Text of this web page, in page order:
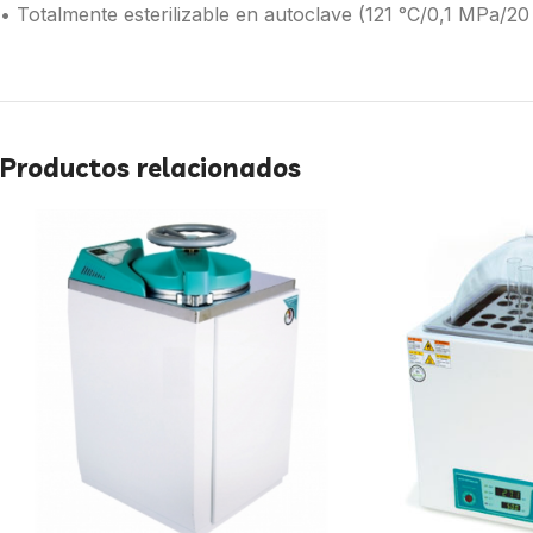
• Totalmente esterilizable en autoclave (121 °C/0,1 MPa/
Productos relacionados